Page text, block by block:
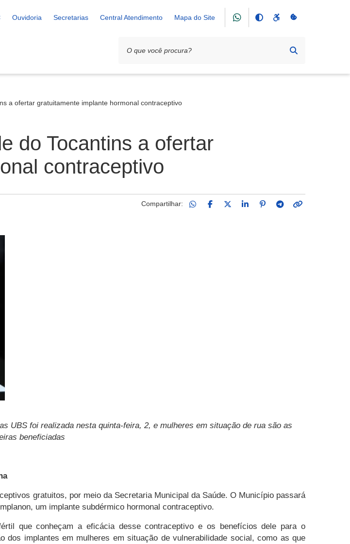
Ouvidoria Secretarias Central Atendimento Mapa do Site
a ofertar gratuitamente implante hormonal contraceptivo
do Tocantins a ofertar
contraceptivo
Compartilhar:
UBS foi realizada nesta quinta-feira, 2, e mulheres em situação de rua são as
beneficiadas
gratuitos, por meio da Secretaria Municipal da Saúde. O Município passará
um implante subdérmico hormonal contraceptivo.
que conheçam a eficácia desse contraceptivo e os benefícios dele para o
dos implantes em mulheres em situação de vulnerabilidade social, como as que